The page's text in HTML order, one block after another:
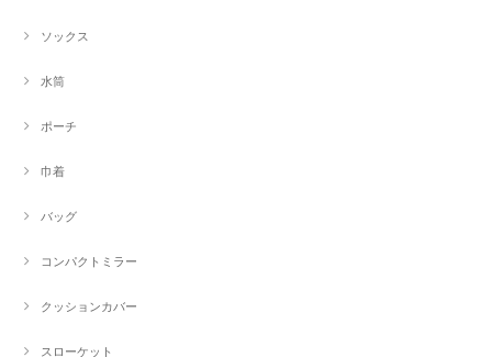
ソックス
水筒
ポーチ
巾着
バッグ
コンパクトミラー
クッションカバー
スローケット